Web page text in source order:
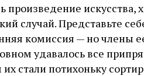
искусства,
случай. Представьте
комиссия — но члены
удавалось все
стали потихоньку